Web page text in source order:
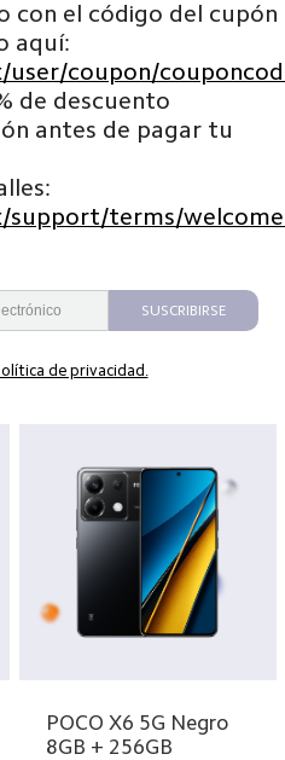
con el código del cupón
aquí:
coupon/
de descuento
antes de pagar tu
support/terms/
SUSCRIBIRSE
de privacidad.
POCO X6 5G Negro
8GB + 256GB